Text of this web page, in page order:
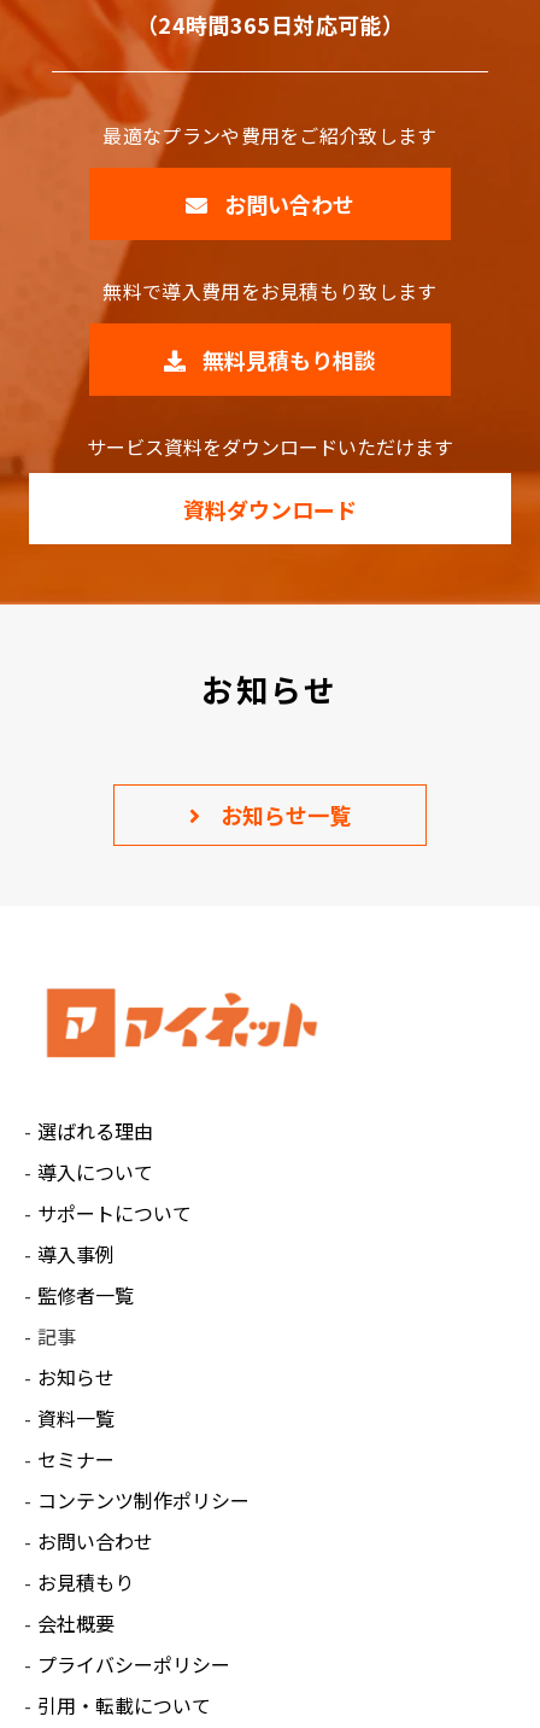
（24時間365日対応可能）
最適なプランや費用をご紹介致します
お問い合わせ
無料で導入費用をお見積もり致します
無料見積もり相談
サービス資料をダウンロードいただけます
資料ダウンロード
お知らせ
お知らせ一覧
選ばれる理由
導入について
サポートについて
導入事例
監修者一覧
記事
お知らせ
資料一覧
セミナー
コンテンツ制作ポリシー
お問い合わせ
お見積もり
会社概要
プライバシーポリシー
引用・転載について